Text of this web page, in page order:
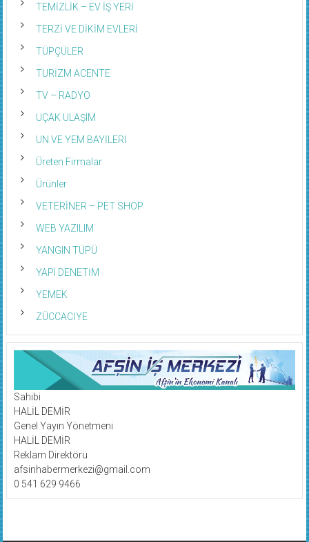
TEMİZLİK – EV İŞ YERİ
TERZİ VE DİKİM EVLERİ
TÜPÇÜLER
TURİZM ACENTE
TV – RADYO
UÇAK ULAŞIM
UN VE YEM BAYİLERİ
Üreten Firmalar
Ürünler
VETERİNER – PET SHOP
WEB YAZILIM
YANGIN TÜPÜ
YAPI DENETİM
YEMEK
ZÜCCACİYE
Sahibi
HALİL DEMİR
Genel Yayın Yönetmeni
HALİL DEMİR
Reklam Direktörü
afsinhabermerkezi@gmail.com
0 541 629 9466